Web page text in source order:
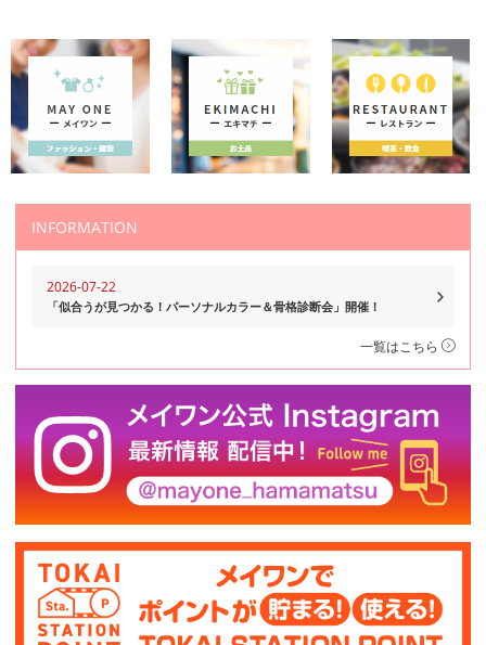
INFORMATION
2026-07-22
「似合うが見つかる！パーソナルカラー＆骨格診断会」開催！
一覧はこちら